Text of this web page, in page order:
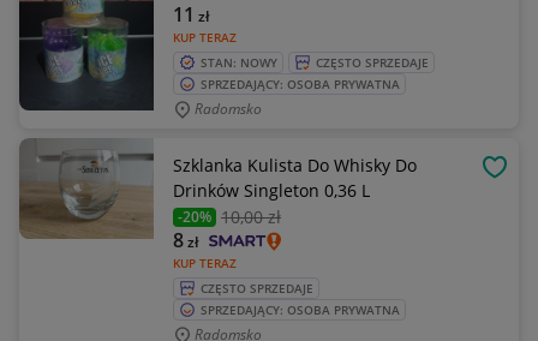
KUP TERAZ
11 zł
STAN: NOWY
CZĘSTO SPRZEDAJE
SPRZEDAJĄCY: OSOBA PRYWATNA
Radomsko
Szklanka Kulista Do Whisky Do
Drinków Singleton 0,36 L
-20% 10,00 zł
KUP TERAZ
8zł
CZĘSTO SPRZEDAJE
SPRZEDAJĄCY: OSOBA PRYWATNA
Radomsko